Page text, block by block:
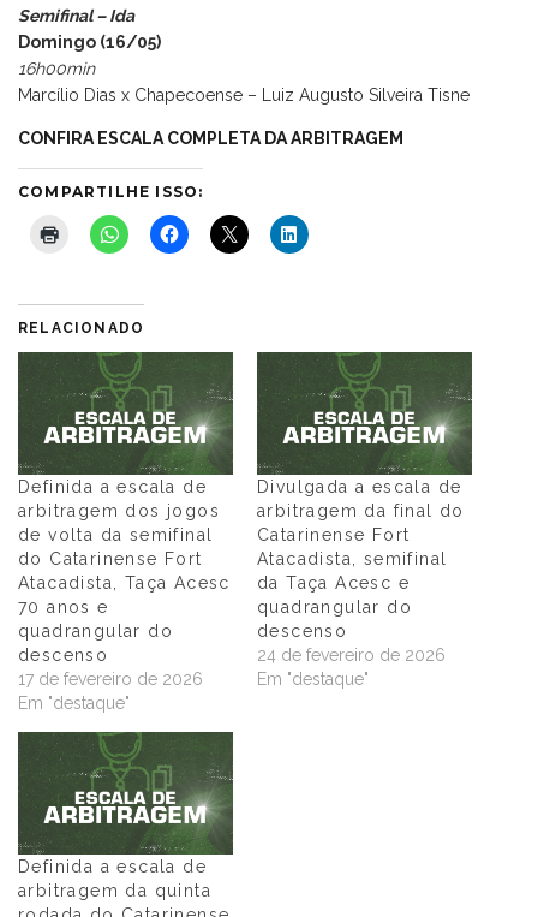
Semifinal – Ida
Domingo (16/05)
16h00min
Marcílio Dias x Chapecoense – Luiz Augusto Silveira Tisne
CONFIRA ESCALA COMPLETA DA ARBITRAGEM
COMPARTILHE ISSO:
RELACIONADO
Definida a escala de
arbitragem dos jogos
de volta da semifinal
do Catarinense Fort
Atacadista, Taça Acesc
70 anos e
quadrangular do
descenso
17 de fevereiro de 2026
Em "destaque"
Divulgada a escala de
arbitragem da final do
Catarinense Fort
Atacadista, semifinal
da Taça Acesc e
quadrangular do
descenso
24 de fevereiro de 2026
Em "destaque"
Definida a escala de
arbitragem da quinta